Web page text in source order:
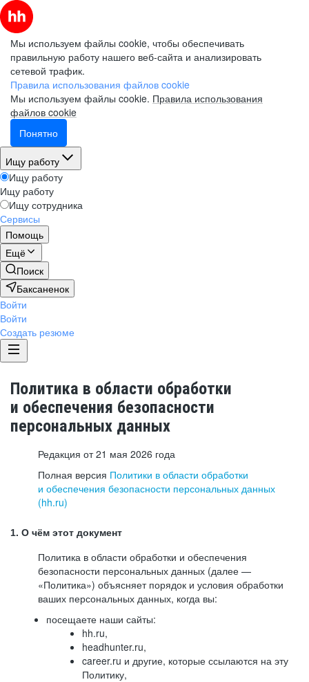
Мы используем файлы cookie, чтобы обеспечивать
правильную работу нашего веб-сайта и анализировать
сетевой трафик.
Правила использования файлов cookie
Мы используем файлы cookie. Правила использования
файлов cookie
Понятно
Ищу работу
Ищу работу
Ищу работу
Ищу сотрудника
Сервисы
Помощь
Ещё
Поиск
Баксаненок
Войти
Войти
Создать резюме
Политика в области обработки
и обеспечения безопасности
персональных данных
Редакция от 21 мая 2026 года
Полная версия Политики в области обработки
и обеспечения безопасности персональных данных
(hh.ru)
1. О чём этот документ
Политика в области обработки и обеспечения
безопасности персональных данных (далее —
«Политика») объясняет порядок и условия обработки
ваших персональных данных, когда вы:
посещаете наши сайты:
hh.ru,
headhunter.ru,
career.ru и другие, которые ссылаются на эту
Политику,